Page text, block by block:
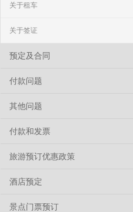
关于租车
关于签证
预定及合同
付款问题
其他问题
付款和发票
旅游预订优惠政策
酒店预定
景点门票预订